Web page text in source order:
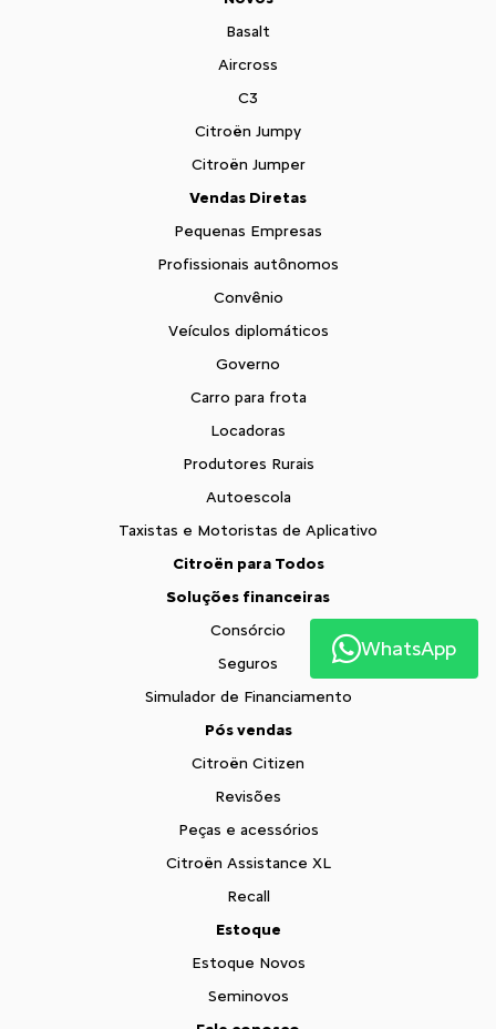
Basalt
Aircross
C3
Citroën Jumpy
Citroën Jumper
Vendas Diretas
Pequenas Empresas
Profissionais autônomos
Convênio
Veículos diplomáticos
Governo
Carro para frota
Locadoras
Produtores Rurais
Autoescola
Taxistas e Motoristas de Aplicativo
Citroën para Todos
Soluções financeiras
Consórcio
Seguros
Simulador de Financiamento
Pós vendas
Citroën Citizen
Revisões
Peças e acessórios
Citroën Assistance XL
Recall
Estoque
Estoque Novos
Seminovos
WhatsApp